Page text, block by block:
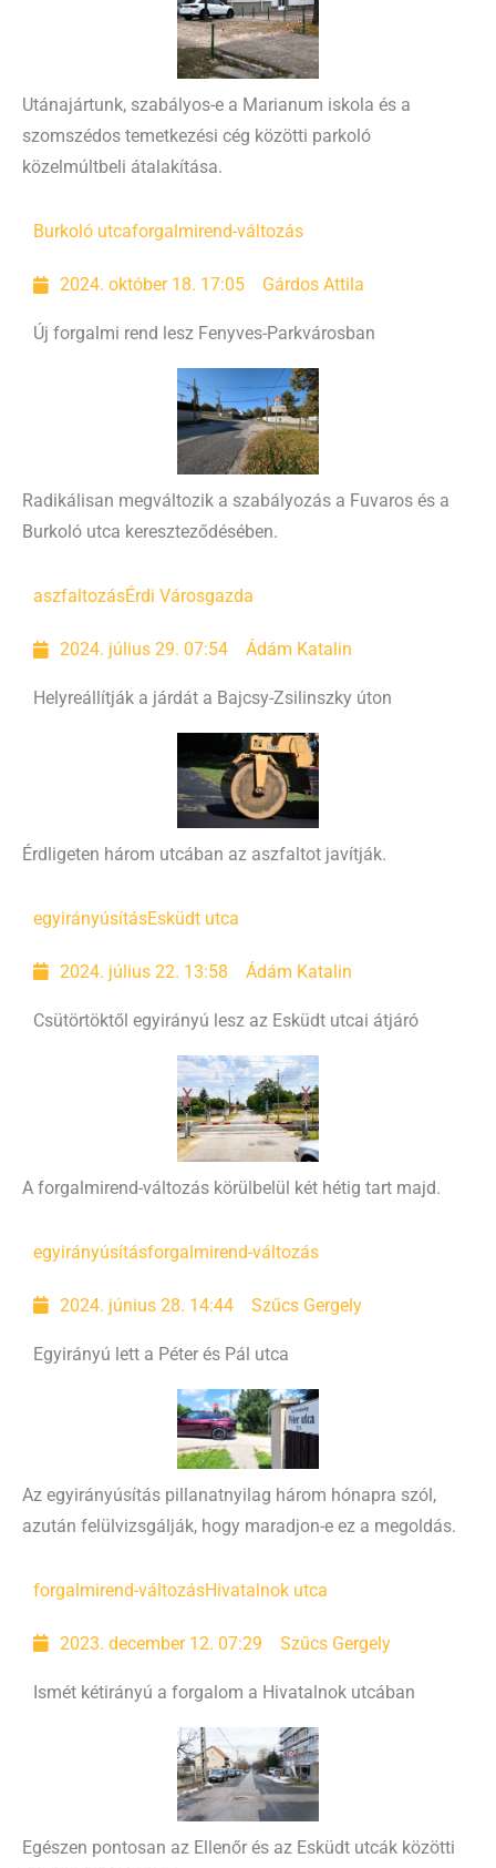
Utánajártunk, szabályos-e a Marianum iskola és a
szomszédos temetkezési cég közötti parkoló
közelmúltbeli átalakítása.
Burkoló utcaforgalmirend-változás
2024. október 18. 17:05 Gárdos Attila
Új forgalmi rend lesz Fenyves-Parkvárosban
Radikálisan megváltozik a szabályozás a Fuvaros és a
Burkoló utca kereszteződésében.
aszfaltozásÉrdi Városgazda
2024. július 29. 07:54 Ádám Katalin
Helyreállítják a járdát a Bajcsy-Zsilinszky úton
Érdligeten három utcában az aszfaltot javítják.
egyirányúsításEsküdt utca
2024. július 22. 13:58 Ádám Katalin
Csütörtöktől egyirányú lesz az Esküdt utcai átjáró
A forgalmirend-változás körülbelül két hétig tart majd.
egyirányúsításforgalmirend-változás
2024. június 28. 14:44 Szűcs Gergely
Egyirányú lett a Péter és Pál utca
Az egyirányúsítás pillanatnyilag három hónapra szól,
azután felülvizsgálják, hogy maradjon-e ez a megoldás.
forgalmirend-változásHivatalnok utca
2023. december 12. 07:29 Szűcs Gergely
Ismét kétirányú a forgalom a Hivatalnok utcában
Egészen pontosan az Ellenőr és az Esküdt utcák közötti